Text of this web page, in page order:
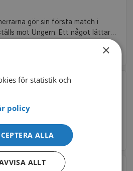
gör sin första match i
mot Ungern. Ett något lättare
vann sin seedningsgrupp.
Fredholm och Jan-Ove Waldner.
kvalat sig in i huvudturneringen
Fredholm och Mikael Appelgren.
×
för statistik och
policy
ALLA
ALLT